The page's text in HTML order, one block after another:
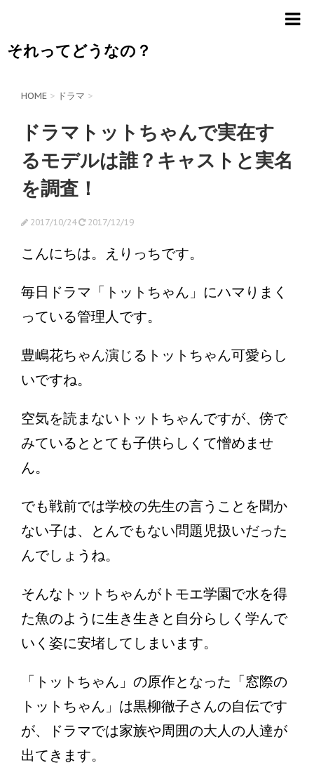
それってどうなの？
HOME > ドラマ >
ドラマトットちゃんで実在す
るモデルは誰？キャストと実名
を調査！
2017/10/24 2017/12/19
こんにちは。えりっちです。
毎日ドラマ「トットちゃん」にハマりまく
っている管理人です。
豊嶋花ちゃん演じるトットちゃん可愛らし
いですね。
空気を読まないトットちゃんですが、傍で
みているととても子供らしくて憎めませ
ん。
でも戦前では学校の先生の言うことを聞か
ない子は、とんでもない問題児扱いだった
んでしょうね。
そんなトットちゃんがトモエ学園で水を得
た魚のように生き生きと自分らしく学んで
いく姿に安堵してしまいます。
「トットちゃん」の原作となった「窓際の
トットちゃん」は黒柳徹子さんの自伝です
が、ドラマでは家族や周囲の大人の人達が
出てきます。